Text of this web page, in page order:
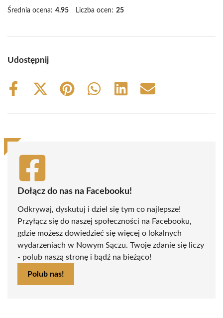
Średnia ocena: 4.95 Liczba ocen: 25
Udostępnij
Share
Share
(Twitter)
Share
Share
Share
Share
Dołącz do nas na Facebooku!
Odkrywaj, dyskutuj i dziel się tym co najlepsze!
Przyłącz się do naszej społeczności na Facebooku,
gdzie możesz dowiedzieć się więcej o lokalnych
wydarzeniach w Nowym Sączu. Twoje zdanie się liczy
- polub naszą stronę i bądź na bieżąco!
Polub nas!